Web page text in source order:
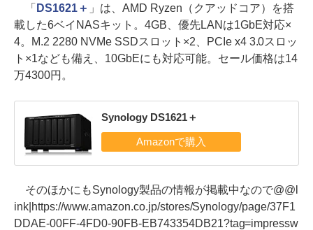
「 DS1621＋ 」は、AMD Ryzen（クアッドコア）を搭
載した6ベイNASキット。4GB、優先LANは1GbE対応×
4。M.2 2280 NVMe SSDスロット×2、PCIe x4 3.0スロッ
ト×1なども備え、10GbEにも対応可能。セール価格は14
万4300円。
Synology DS1621＋
そのほかにもSynology製品の情報が掲載中なので@@l
ink|https://www.amazon.co.jp/stores/Synology/page/37F1
DDAE-00FF-4FD0-90FB-EB743354DB21?tag=impressw